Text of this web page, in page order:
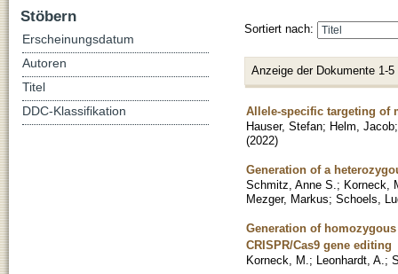
Sortiert nach:
Anzeige der Dokumente 1-5
Allele-specific targeting of
Hauser, Stefan; Helm, Jacob
(2022)
Generation of a
Schmitz, Anne S. ; Korneck,
Mezger, Markus; Schoels,
Generation of
CRISPR/Cas9 gene editing
Korneck, M. ; Leonhardt, A. ;
Stöbern
Erscheinungsdatum
Autoren
Titel
DDC-Klassifikation